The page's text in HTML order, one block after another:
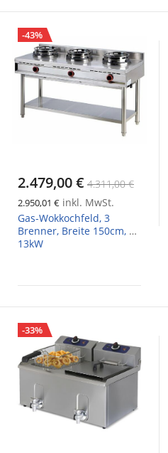
-43%
2.479,00 € 4.311,00 €
2.950,01 € inkl. MwSt.
Gas-Wokkochfeld, 3
Brenner, Breite 150cm, 3x
13kW
-33%